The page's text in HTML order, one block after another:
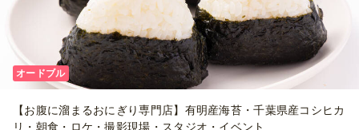
オードブル
【お腹に溜まるおにぎり専門店】有明産海苔・千葉県産コシヒカ
リ・朝食・ロケ・撮影現場・スタジオ・イベント